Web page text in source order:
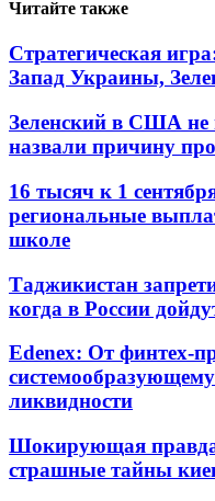
Читайте также
Стратегическая
Запад Украины,
Зеленский в США не
назвали причину
16 тысяч к 1
региональные
школе
Таджикистан
когда в России
Edenex: От финтех-
ликвидности
Шокирующая
страшные тайны